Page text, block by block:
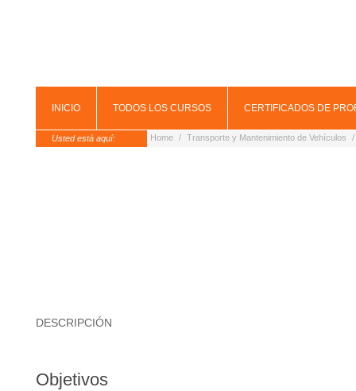
INICIO TODOS LOS CURSOS CERTIFICADOS DE
Usted está aquí: Home / Transporte y Mantenimiento de Vehículos /
DESCRIPCIÓN
Objetivos